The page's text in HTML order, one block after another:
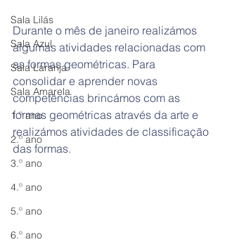
Sala Lilás
Sala Azul
Sala Laranja
Sala Amarela
1.º ano
2.º ano
3.º ano
4.º ano
5.º ano
6.º ano
Durante o mês de janeiro realizámos
algumas atividades relacionadas com
as formas geométricas. Para
consolidar e aprender novas
competências brincámos com as
formas geométricas através da arte e
realizámos atividades de classificação
das formas.